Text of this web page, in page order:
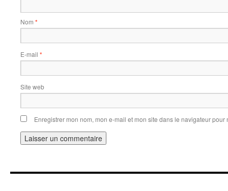
Nom *
E-mail *
Site web
Enregistrer mon nom, mon e-mail et mon site dans le navigateur